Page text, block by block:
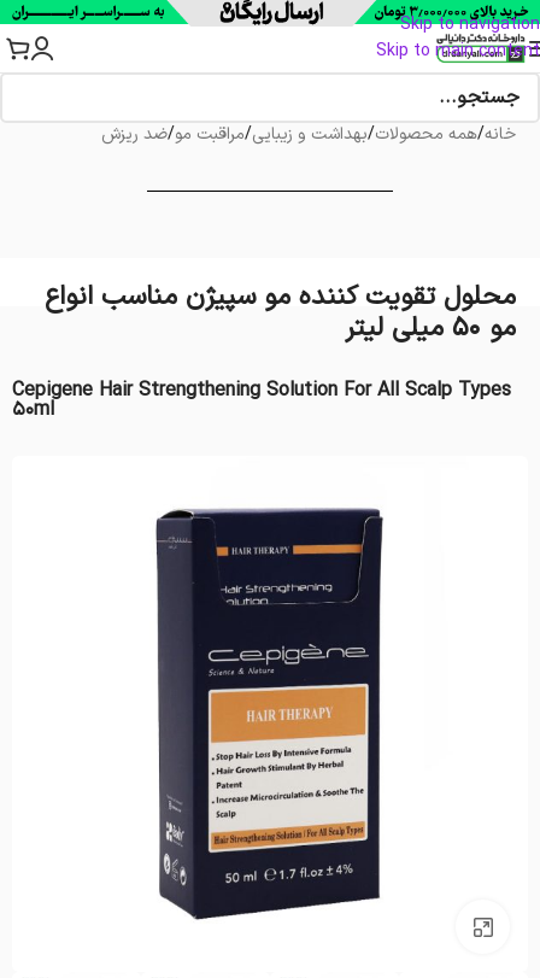
Skip to navigation
Skip to main content
خانه/همه محصولات/بهداشت و زیبایی/مراقبت مو/ضد ریزش
محلول تقویت کننده مو سپیژن مناسب انواع
مو 50 میلی لیتر
Cepigene Hair Strengthening Solution For All Scalp Types
50ml